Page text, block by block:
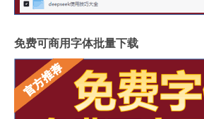
免费可商用字体批量下载